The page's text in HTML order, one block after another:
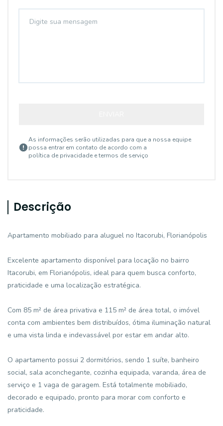
As informações serão utilizadas para que a nossa equipe
possa entrar em contato de acordo com a
política de privacidade e termos de serviço
Descrição
Apartamento mobiliado para aluguel no Itacorubi, Florianópolis
Excelente apartamento disponível para locação no bairro
Itacorubi, em Florianópolis, ideal para quem busca conforto,
praticidade e uma localização estratégica.
Com 85 m² de área privativa e 115 m² de área total, o imóvel
conta com ambientes bem distribuídos, ótima iluminação natural
e uma vista linda e indevassável por estar em andar alto.
O apartamento possui 2 dormitórios, sendo 1 suíte, banheiro
social, sala aconchegante, cozinha equipada, varanda, área de
serviço e 1 vaga de garagem. Está totalmente mobiliado,
decorado e equipado, pronto para morar com conforto e
praticidade.